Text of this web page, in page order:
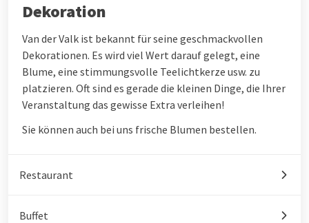
Dekoration
Van der Valk ist bekannt für seine geschmackvollen
Dekorationen. Es wird viel Wert darauf gelegt, eine
Blume, eine stimmungsvolle Teelichtkerze usw. zu
platzieren. Oft sind es gerade die kleinen Dinge, die Ihrer
Veranstaltung das gewisse Extra verleihen!
Sie können auch bei uns frische Blumen bestellen.
Restaurant
Buffet